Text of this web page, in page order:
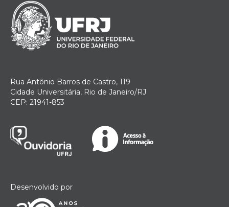
Rua Antônio Barros de Castro, 119
Cidade Universitária, Rio de Janeiro/RJ
CEP: 21941-853
Desenvolvido por